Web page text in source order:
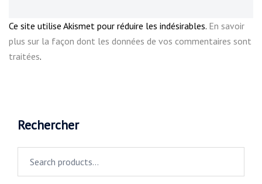
Ce site utilise Akismet pour réduire les indésirables. En savoir
plus sur la façon dont les données de vos commentaires sont
traitées.
Rechercher
for: